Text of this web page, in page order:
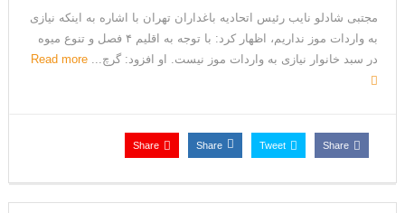
مجتبی شادلو نایب رئیس اتحادیه باغداران تهران با اشاره به اینکه نیازی
به واردات موز نداریم، اظهار کرد: با توجه به اقلیم ۴ فصل و تنوع میوه
در سبد خانوار نیازی به واردات موز نیست. او افزود: گرچ... Read more
Share
Tweet
Share
Share